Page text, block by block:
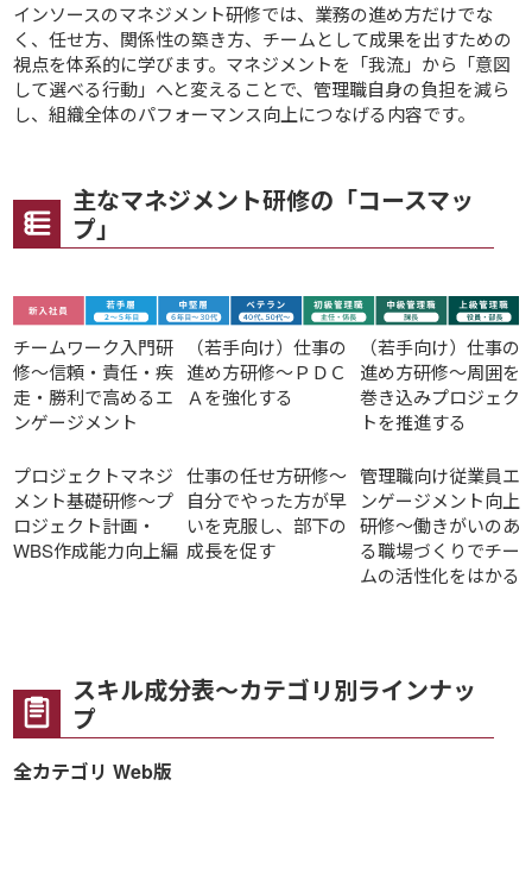
インソースのマネジメント研修では、業務の進め方だけでな
く、任せ方、関係性の築き方、チームとして成果を出すための
視点を体系的に学びます。マネジメントを「我流」から「意図
して選べる行動」へと変えることで、管理職自身の負担を減ら
し、組織全体のパフォーマンス向上につなげる内容です。
主なマネジメント研修の「コースマッ
プ」
チームワーク入門研
修～信頼・責任・疾
走・勝利で高めるエ
ンゲージメント
（若手向け）仕事の
進め方研修～ＰＤＣ
Ａを強化する
（若手向け）仕事の
進め方研修～周囲を
巻き込みプロジェク
トを推進する
プロジェクトマネジ
メント基礎研修～プ
ロジェクト計画・
WBS作成能力向上編
仕事の任せ方研修～
自分でやった方が早
いを克服し、部下の
成長を促す
管理職向け従業員エ
ンゲージメント向上
研修～働きがいのあ
る職場づくりでチー
ムの活性化をはかる
スキル成分表～カテゴリ別ラインナッ
プ
全カテゴリ Web版